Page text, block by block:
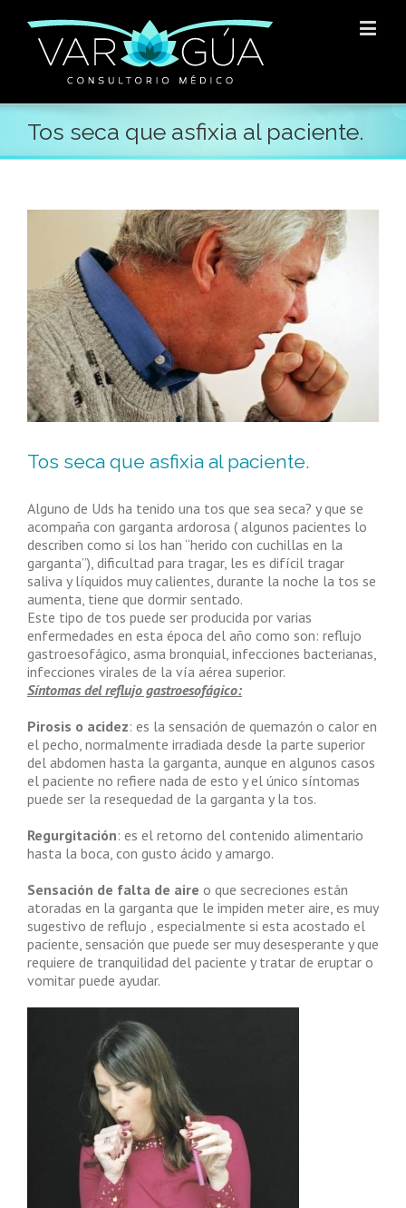
Tos seca que asfixia al paciente.
Tos seca que asfixia al paciente.
Alguno de Uds ha tenido una tos que sea seca? y que se
acompaña con garganta ardorosa ( algunos pacientes lo
describen como si los han “herido con cuchillas en la
garganta”), dificultad para tragar, les es difícil tragar
saliva y líquidos muy calientes, durante la noche la tos se
aumenta, tiene que dormir sentado.
Este tipo de tos puede ser producida por varias
enfermedades en esta época del año como son: reflujo
gastroesofágico, asma bronquial, infecciones bacterianas,
infecciones virales de la vía aérea superior.
Síntomas del reflujo gastroesofágico:
Pirosis o acidez: es la sensación de quemazón o calor en
el pecho, normalmente irradiada desde la parte superior
del abdomen hasta la garganta, aunque en algunos casos
el paciente no refiere nada de esto y el único síntomas
puede ser la resequedad de la garganta y la tos.
Regurgitación: es el retorno del contenido alimentario
hasta la boca, con gusto ácido y amargo.
Sensación de falta de aire o que secreciones están
atoradas en la garganta que le impiden meter aire, es muy
sugestivo de reflujo , especialmente si esta acostado el
paciente, sensación que puede ser muy desesperante y que
requiere de tranquilidad del paciente y tratar de eruptar o
vomitar puede ayudar.